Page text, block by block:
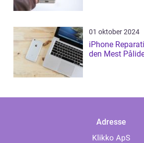
01 oktober 2024
iPhone
den Mest
Adresse